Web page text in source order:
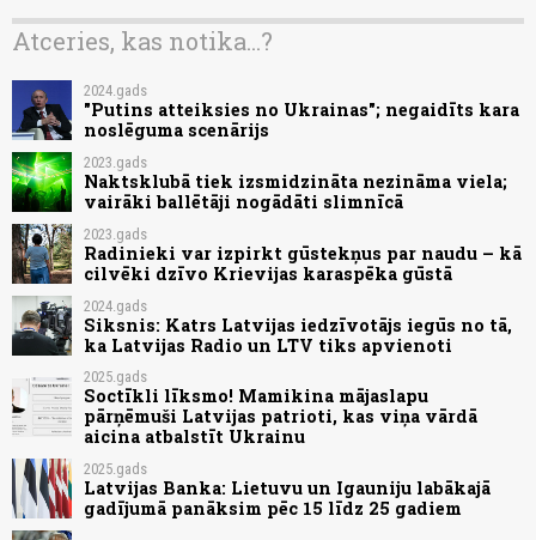
Atceries, kas notika...?
2024.gads
"Putins atteiksies no Ukrainas"; negaidīts kara
noslēguma scenārijs
2023.gads
Naktsklubā tiek izsmidzināta nezināma viela;
vairāki ballētāji nogādāti slimnīcā
2023.gads
Radinieki var izpirkt gūstekņus par naudu – kā
cilvēki dzīvo Krievijas karaspēka gūstā
2024.gads
Siksnis: Katrs Latvijas iedzīvotājs iegūs no tā,
ka Latvijas Radio un LTV tiks apvienoti
2025.gads
Soctīkli līksmo! Mamikina mājaslapu
pārņēmuši Latvijas patrioti, kas viņa vārdā
aicina atbalstīt Ukrainu
2025.gads
Latvijas Banka: Lietuvu un Igauniju labākajā
gadījumā panāksim pēc 15 līdz 25 gadiem